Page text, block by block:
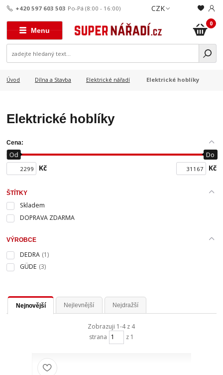
Menu
CZK
+420 597 603 503 Po-Pá (8:00 - 16:00)
0
Úvod Dílna a Stavba Elektrické nářadí Elektrické hoblíky
Elektrické hoblíky
Cena:
Kč
Od Do
Kč
ŠTÍTKY
Skladem
DOPRAVA ZDARMA
VÝROBCE
DEDRA (1)
GÜDE (3)
Nejnovější Nejlevnější Nejdražší
Zobrazuji 1-4 z 4
strana
z 1